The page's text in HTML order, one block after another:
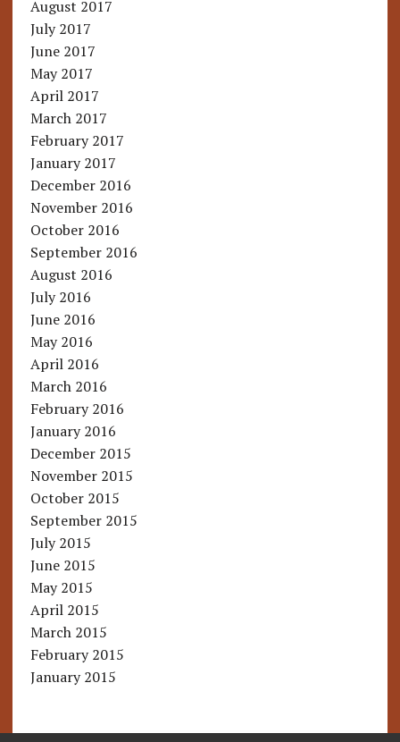
August 2017
July 2017
June 2017
May 2017
April 2017
March 2017
February 2017
January 2017
December 2016
November 2016
October 2016
September 2016
August 2016
July 2016
June 2016
May 2016
April 2016
March 2016
February 2016
January 2016
December 2015
November 2015
October 2015
September 2015
July 2015
June 2015
May 2015
April 2015
March 2015
February 2015
January 2015